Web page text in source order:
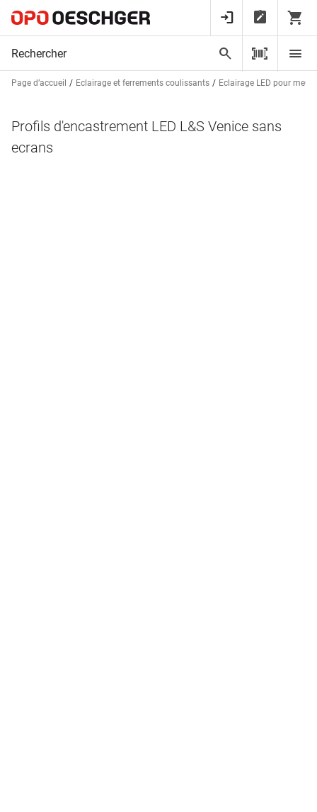
Page d’accueil Eclairage et ferrements coulissants Eclairage LED pour
Profils d'encastrement LED L&S Venice sans
ecrans